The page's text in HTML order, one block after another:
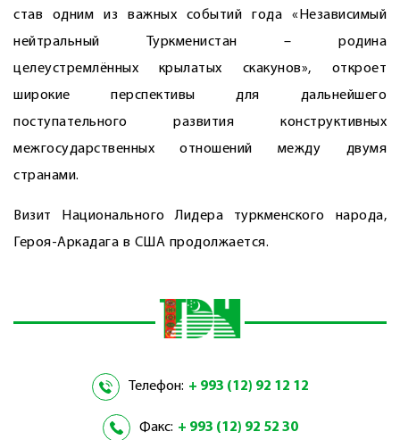
став одним из важных событий года «Независимый
нейтральный Туркменистан – родина
целеустремлённых крылатых скакунов», откроет
широкие перспективы для дальнейшего
поступательного развития конструктивных
межгосударственных отношений между двумя
странами.
Визит Национального Лидера­ туркменского народа,
Героя-­Аркадага в США продолжается.
Телефон: + 993 (12) 92 12 12
Факс: + 993 (12) 92 52 30